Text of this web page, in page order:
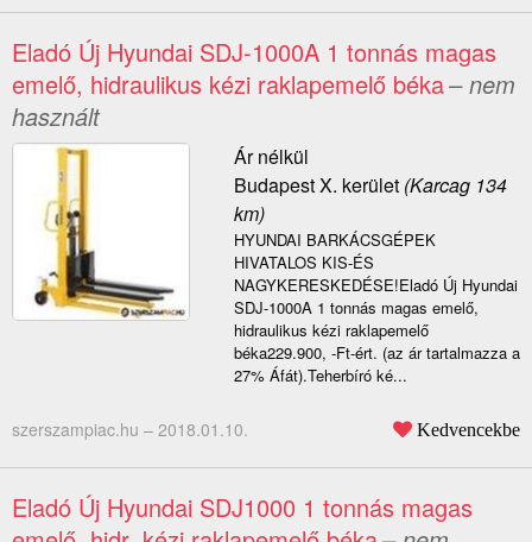
Eladó Új Hyundai SDJ-1000A 1 tonnás magas
emelő, hidraulikus kézi raklapemelő béka– nem
használt
Ár nélkül
Budapest X. kerület(Karcag 134
km)
HYUNDAI BARKÁCSGÉPEK
HIVATALOS KIS-ÉS
NAGYKERESKEDÉSE!Eladó Új Hyundai
SDJ-1000A 1 tonnás magas emelő,
hidraulikus kézi raklapemelő
béka229.900, -Ft-ért. (az ár tartalmazza a
27% Áfát).Teherbíró ké...
szerszampiac.hu – 2018.01.10. Kedvencekbe
Eladó Új Hyundai SDJ1000 1 tonnás magas